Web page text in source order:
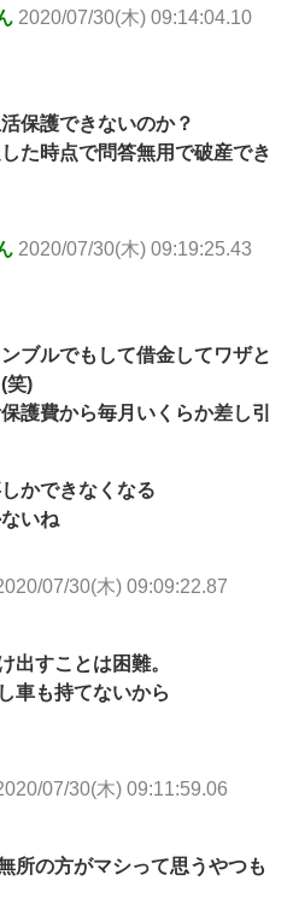
2020/07/30(木) 09:14:04.10
保護できないのか？
た時点で問答無用で破産でき
2020/07/30(木) 09:19:25.43
ブルでもして借金してワザと
笑)
護費から毎月いくらか差し引
かできなくなる
いね
07/30(木) 09:09:22.87
出すことは困難。
車も持てないから
07/30(木) 09:11:59.06
所の方がマシって思うやつも